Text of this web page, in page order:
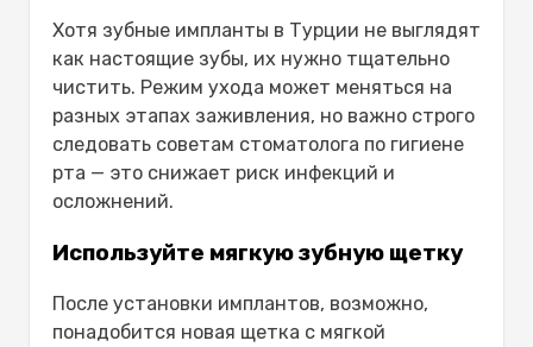
Хотя зубные импланты в Турции не выглядят
как настоящие зубы, их нужно тщательно
чистить. Режим ухода может меняться на
разных этапах заживления, но важно строго
следовать советам стоматолога по гигиене
рта — это снижает риск инфекций и
осложнений.
Используйте мягкую зубную щетку
После установки имплантов, возможно,
понадобится новая щетка с мягкой